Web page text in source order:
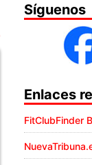
Síguenos
Enlaces
FitClubFinder